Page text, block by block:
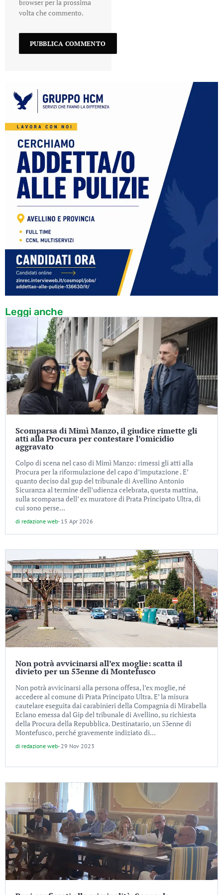
browser per la prossima
volta che commento.
Leggi anche
Scomparsa di Mimì Manzo, il giudice rimette gli
atti alla Procura per contestare l’omicidio
aggravato
Colpo di scena nel caso di Mimì Manzo: rimessi gli atti alla
Procura per la riformulazione del capo d’imputazione . E’
quanto deciso dal gup del tribunale di Avellino Antonio
Sicuranza al termine dell’udienza celebrata, questa mattina,
sulla scomparsa dell’ ex muratore di Prata Principato Ultra, di
cui sono perse...
di redazione web- 15 Apr 2026
Non potrà avvicinarsi all’ex moglie: scatta il
divieto per un 53enne di Montefusco
Non potrà avvicinarsi alla persona offesa, l’ex moglie, né
accedere al comune di Prata Principato Ultra. E’ la misura
cautelare eseguita dai carabinieri della Compagnia di Mirabella
Eclano emessa dal Gip del tribunale di Avellino, su richiesta
della Procura della Repubblica. Destinatario, un 53enne di
Montefusco, perché gravemente indiziato di...
di redazione web- 29 Nov 2023